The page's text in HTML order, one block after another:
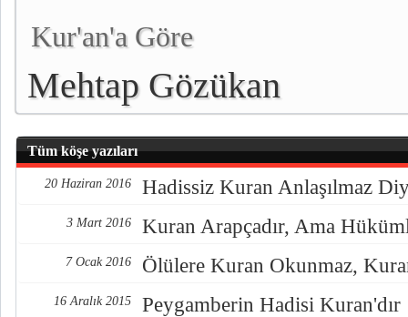
Kur'an'a Göre
Mehtap Gözükan
Tüm köşe yazıları
20 Haziran 2016 Hadissiz Kuran Anlaşılmaz
3 Mart 2016 Kuran Arapçadır, Ama
7 Ocak 2016 Ölülere Kuran Okunmaz,
16 Aralık 2015 Peygamberin Hadisi Kuran'dır